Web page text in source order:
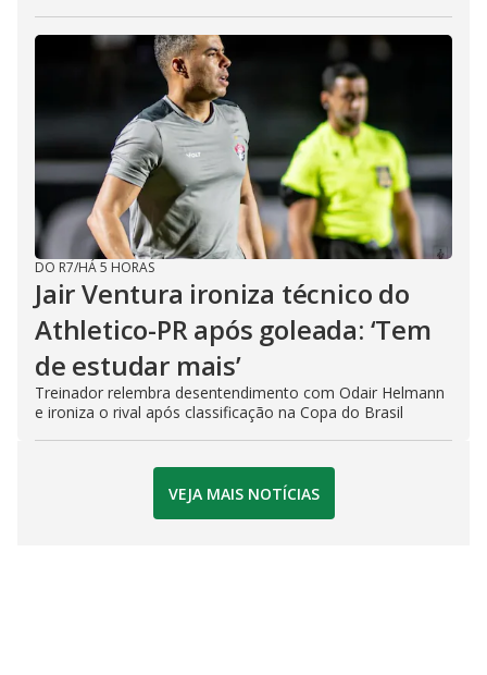
DO R7/HÁ 5 HORAS
Jair Ventura ironiza técnico do
Athletico-PR após goleada: ‘Tem
de estudar mais’
Treinador relembra desentendimento com Odair Helmann
e ironiza o rival após classificação na Copa do Brasil
VEJA MAIS NOTÍCIAS